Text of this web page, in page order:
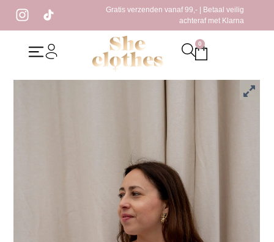
Gratis verzenden vanaf 99,- | Betaal veilig
achteraf met Klarna
0
Home/Kleding / Luzz Top Roze
Luzz Top Roze